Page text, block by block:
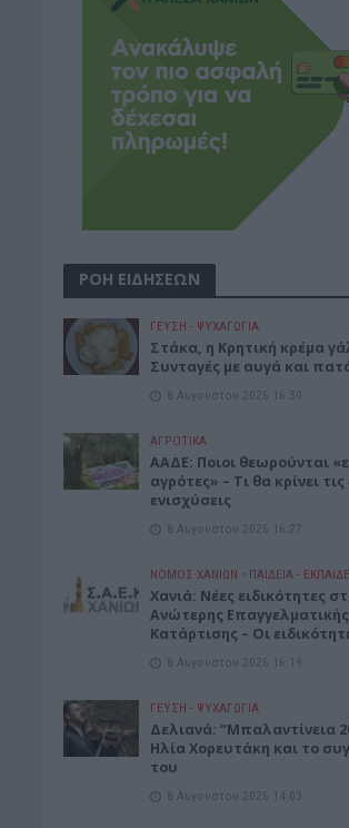
ΡΟΗ ΕΙΔΗΣΕΩΝ
ΓΕΎΣΗ - ΨΥΧΑΓΩΓΊΑ
Στάκα, η Κρητική κρέμα
Συνταγές με αυγά και
8 Αυγούστου 2026 16:30
ΑΓΡΟΤΙΚΑ
ΑΑΔΕ: Ποιοι θεωρούνται
αγρότες» – Τι θα κρίνει
ενισχύσεις
8 Αυγούστου 2026 16:27
ΝΟΜΌΣ ΧΑΝΊΩΝ • ΠΑΙΔΕΙΑ -
Χανιά: Νέες ειδικότητες
Ανώτερης Επαγγελματικής
Κατάρτισης – Οι
8 Αυγούστου 2026 16:19
ΓΕΎΣΗ - ΨΥΧΑΓΩΓΊΑ
Δελιανά: “Μπαλαντίνεια
Ηλία Χορευτάκη και το
του
8 Αυγούστου 2026 14:03